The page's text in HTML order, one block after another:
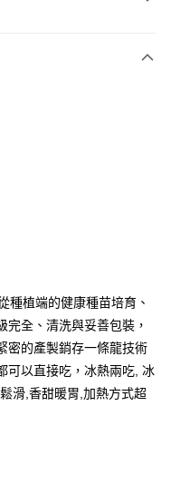
支付方式。 讓您購物簡單
值。
帳。
種植端的健康種苗培育、
全、清洗與妥善包裝，
密的產製銷存一條龍技術
可以直接吃，冰熱兩吃, 冰
滑,香甜暖胃,加熱方式超